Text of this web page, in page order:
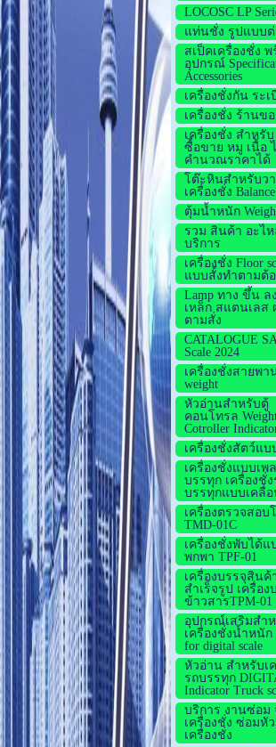
LOCOSC LP
แท่นชั่ง รูปแบบต่
สเป็คเครื่องชั่ง พ
อุปกรณ์
Accessories
เครื่องชั่งกัน ระเ
เครื่องชั่ง ร้านขอ
เครื่องชั่ง สำหรั
ซื้อขาย หมู เนื้อ
คำนวณราคาได้
โต๊ะหินสำหรับวา
เครื่องชั่ง
ตุ้มน้ำหนัก
รวม สินค้า อะไ
บริการ
เครื่องชั่ง Floor
แบบสั้งทำตามต้อ
Lamp ทาง ขึ้น ล
เหล็ก สแตนเลส
ตามสั่ง
CATALOGUE
Scale 2024
เครื่องชั่งสายพา
weight
หัวอ่านสำหรับตู้
คอนโทรล
Cotroller
เครื่องชั่งสัตว์แบ
เครื่องชั่งแบบเพ
บรรทุก เครื่องชั่ง
บรรทุกแบบเคลื่
เครื่องตรวจสอบ
TMD-01C
เครื่องชั่งพับได้แ
พกพา TPF-01
เครื่องบรรจุสินค้
สำเร็จรูป เครื่อง
ข้าวสารTPM-01
อุปกรณ์เสริมสำ
เครื่องชั่งน้ำหนัก
for digital scale
หัวอ่าน สำหรับเ
รถบรรทุก
Indicator Truck
บริการ งานซ่อม
เครื่องชั่ง ซ่อมหั
เครื่องชั่ง